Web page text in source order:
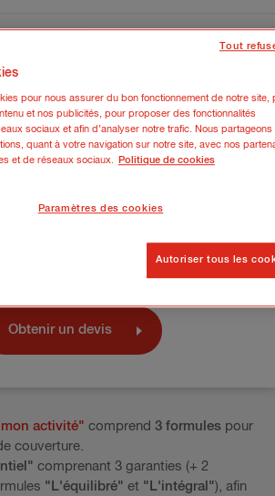
i
i
Obtenir un devis
activité" comprend 3 formules pour
couverture.
comprenant 3 garanties (+ 2
"L'équilibré" et "L'intégral"), afin
pour nous assurer du bon fonctionnement de notre site,
et nos publicités, pour proposer des fonctionnalités
sociaux et afin d’analyser notre trafic. Nous partageons
quant à votre navigation sur notre site, avec nos
et de réseaux sociaux. Politique de cookies
Paramètres des cookies
Tout
Autoriser tous les